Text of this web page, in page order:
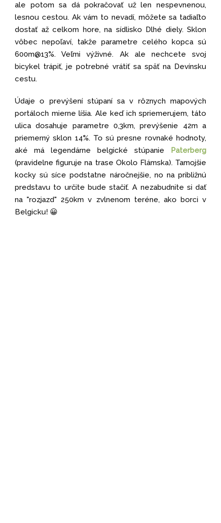
ale potom sa dá pokračovať už len nespevnenou,
lesnou cestou. Ak vám to nevadí, môžete sa tadiaľto
dostať až celkom hore, na sídlisko Dlhé diely. Sklon
vôbec nepoľaví, takže parametre celého kopca sú
600m@13%. Veľmi výživné. Ak ale nechcete svoj
bicykel trápiť, je potrebné vrátiť sa späť na Devínsku
cestu.
Údaje o prevýšení stúpaní sa v rôznych mapových
portáloch mierne líšia. Ale keď ich spriemerujem, táto
ulica dosahuje parametre 0,3km, prevýšenie 42m a
priemerný sklon 14%. To sú presne rovnaké hodnoty,
aké má legendárne belgické stúpanie
Paterberg
(pravidelne figuruje na trase Okolo Flámska). Tamojšie
kocky sú síce podstatne náročnejšie, no na približnú
predstavu to určite bude stačiť. A nezabudnite si dať
na "rozjazd" 250km v zvlnenom teréne, ako borci v
Belgicku! 😀